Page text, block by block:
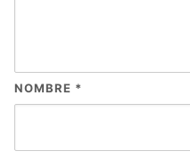
NOMBRE *